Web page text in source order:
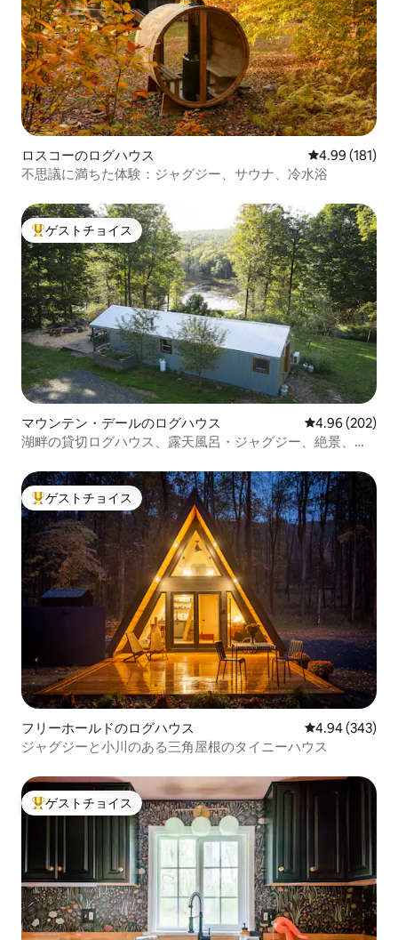
ロスコーのログハウス レビュー181
4.99 (181)
不思議に満ちた体験：ジャグジー、サウナ、冷水浴
大好評のゲストチョイスです。
ゲストチョイス
マウンテン・デールのログハウス レビュー202
4.96 (202)
湖畔の貸切ログハウス、露天風呂・ジャグジー、絶景、フ
大好評のゲストチョイスです。
ゲストチョイス
フリーホールドのログハウス レビュー343
4.94 (343)
ジャグジーと小川のある三角屋根のタイニーハウス
大好評のゲストチョイスです。
ゲストチョイス